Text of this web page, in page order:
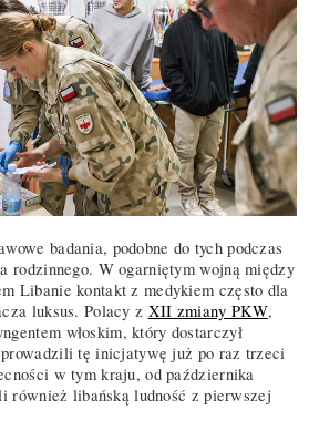
badania, podobne do tych podczas
rodzinnego. W ogarniętym wojną między
Libanie kontakt z medykiem często dla
luksus. Polacy z XII zmiany PKW,
włoskim, który dostarczył
tę inicjatywę już po raz trzeci
w tym kraju, od października
również libańską ludność z pierwszej